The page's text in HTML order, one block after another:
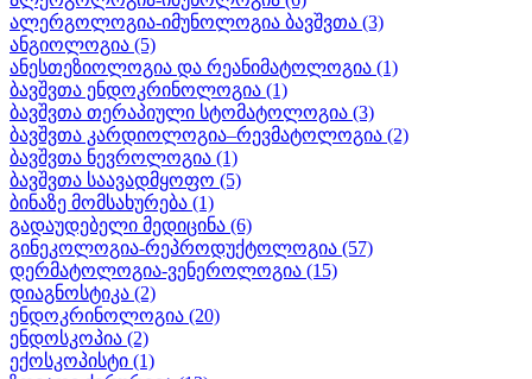
ალერგოლოგია-იმუნოლოგია ბავშვთა (3)
ანგიოლოგია (5)
ანესთეზიოლოგია და რეანიმატოლოგია (1)
ბავშვთა ენდოკრინოლოგია (1)
ბავშვთა თერაპიული სტომატოლოგია (3)
ბავშვთა კარდიოლოგია–რევმატოლოგია (2)
ბავშვთა ნევროლოგია (1)
ბავშვთა საავადმყოფო (5)
ბინაზე მომსახურება (1)
გადაუდებელი მედიცინა (6)
გინეკოლოგია-რეპროდუქტოლოგია (57)
დერმატოლოგია-ვენეროლოგია (15)
დიაგნოსტიკა (2)
ენდოკრინოლოგია (20)
ენდოსკოპია (2)
ექოსკოპისტი (1)